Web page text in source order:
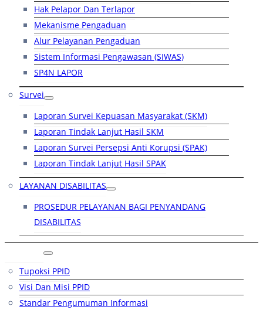
Hak Pelapor Dan Terlapor
Mekanisme Pengaduan
Alur Pelayanan Pengaduan
Sistem Informasi Pengawasan (SIWAS)
SP4N LAPOR
Survei
Laporan Survei Kepuasan Masyarakat (SKM)
Laporan Tindak Lanjut Hasil SKM
Laporan Survei Persepsi Anti Korupsi (SPAK)
Laporan Tindak Lanjut Hasil SPAK
LAYANAN DISABILITAS
PROSEDUR PELAYANAN BAGI PENYANDANG
DISABILITAS
Tupoksi PPID
Visi Dan Misi PPID
Standar Pengumuman Informasi